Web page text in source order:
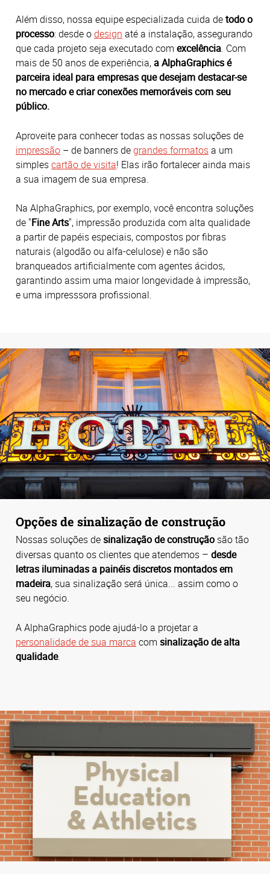
Além disso, nossa equipe especializada cuida detodo o
processo: desde odesign até a instalação, assegurando
que cada projeto seja executado com excelência. Com
mais de 50 anos de experiência,a AlphaGraphics é
parceira ideal para empresas que desejam destacar-se
no mercado e criar conexões memoráveis com seu
público.
Aproveite para conhecer todas as nossas soluções de
impressão – de banners degrandes formatosa um
simplescartão de visita! Elas irão fortalecer ainda mais
a sua imagem de sua empresa.
Na AlphaGraphics, por exemplo, você encontra soluções
de "Fine Arts", impressão produzida com alta qualidade
a partir de papéis especiais, compostos por fibras
naturais (algodão ou alfa-celulose) e não são
branqueados artificialmente com agentes ácidos,
garantindo assim uma maior longevidade à impressão,
e uma impresssora profissional.
Opções de sinalização de construção
Nossas soluções desinalização de construção são tão
diversas quanto os clientes que atendemos – desde
letras iluminadas a painéis discretos montados em
madeira, sua sinalização será única... assim como o
seu negócio.
A AlphaGraphics pode ajudá-lo a projetar a
personalidade de sua marca com sinalização de alta
qualidade.